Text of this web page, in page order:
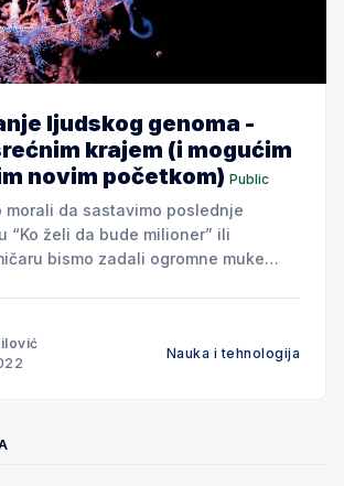
ljudskog genoma -
krajem (i mogućim
novim početkom) Public
morali da sastavimo poslednje
“Ko želi da bude milioner” ili
bismo zadali ogromne muke
ljudskog genoma I dok smo pitanje SkadraNauka i tehnologija